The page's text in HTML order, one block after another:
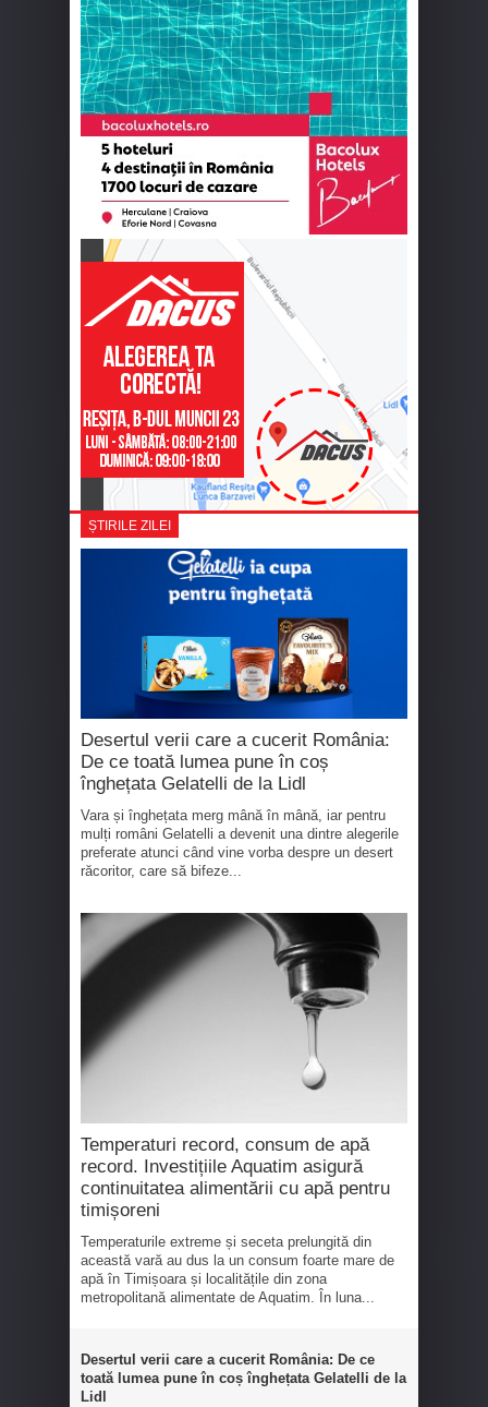
ȘTIRILE ZILEI
Desertul verii care a cucerit România:
De ce toată lumea pune în coș
înghețata Gelatelli de la Lidl
Vara și înghețata merg mână în mână, iar pentru
mulți români Gelatelli a devenit una dintre alegerile
preferate atunci când vine vorba despre un desert
răcoritor, care să bifeze...
Temperaturi record, consum de apă
record. Investițiile Aquatim asigură
continuitatea alimentării cu apă pentru
timișoreni
Temperaturile extreme și seceta prelungită din
această vară au dus la un consum foarte mare de
apă în Timișoara și localitățile din zona
metropolitană alimentate de Aquatim. În luna...
Desertul verii care a cucerit România: De ce
toată lumea pune în coș înghețata Gelatelli de la
Lidl